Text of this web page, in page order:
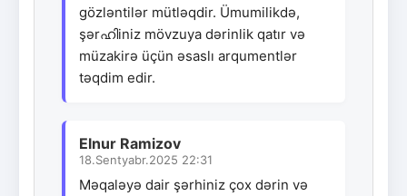
gözləntilər mütləqdir. Ümumilikdə,
şərഹിiniz mövzuya dərinlik qatır və
müzakirə üçün əsaslı arqumentlər
təqdim edir.
Elnur Ramizov
18.Sentyabr.2025 22:31
Məqaləyə dair şərhiniz çox dərin və